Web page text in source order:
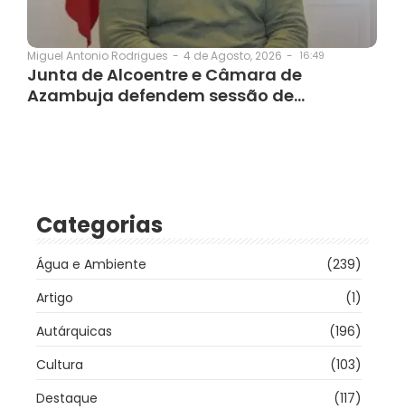
Miguel Antonio Rodrigues - 4 de Agosto, 2026 - 16:49
Junta de Alcoentre e Câmara de
Azambuja defendem sessão de…
Categorias
Água e Ambiente
(239)
Artigo
(1)
Autárquicas
(196)
Cultura
(103)
Destaque
(117)